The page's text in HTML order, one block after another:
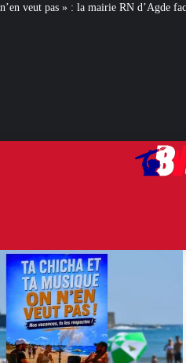
d’Agde face à la meute « antiraciste »